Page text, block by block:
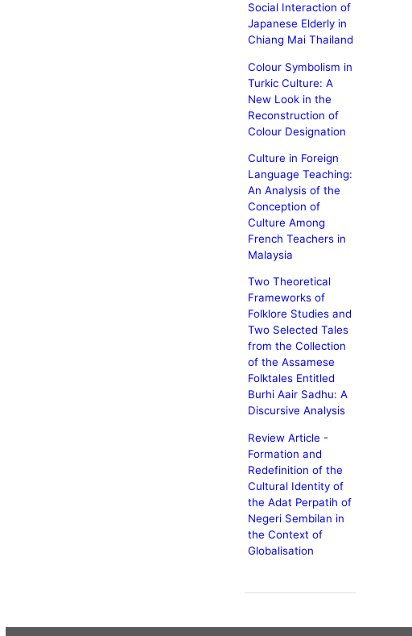
Social Interaction of
Japanese Elderly in
Chiang Mai Thailand
Colour Symbolism in
Turkic Culture: A
New Look in the
Reconstruction of
Colour Designation
Culture in Foreign
Language Teaching:
An Analysis of the
Conception of
Culture Among
French Teachers in
Malaysia
Two Theoretical
Frameworks of
Folklore Studies and
Two Selected Tales
from the Collection
of the Assamese
Folktales Entitled
Burhi Aair Sadhu: A
Discursive Analysis
Review Article -
Formation and
Redefinition of the
Cultural Identity of
the Adat Perpatih of
Negeri Sembilan in
the Context of
Globalisation